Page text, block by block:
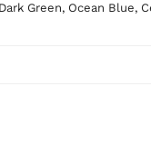
iGreen, Ocean Blue,